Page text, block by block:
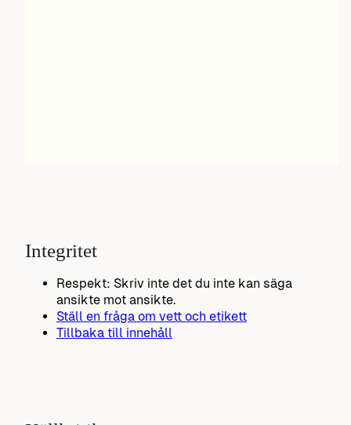
Integritet
Respekt: Skriv inte det du inte kan säga
ansikte mot ansikte.
Ställ en fråga om vett och etikett
Tillbaka till innehåll